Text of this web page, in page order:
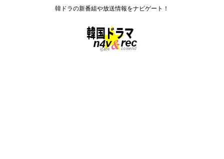
韓ドラの新番組や放送情報をナビゲート！